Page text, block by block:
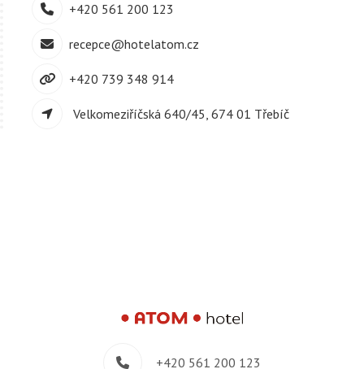
+420 561 200 123
recepce@hotelatom.cz
+420 739 348 914
Velkomeziříčská 640/45, 674 01 Třebíč
+420 561 200 123